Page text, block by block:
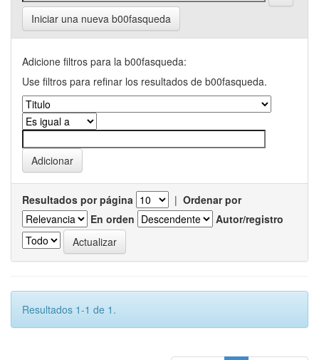
Iniciar una nueva b00fasqueda
Adicione filtros para la b00fasqueda:
Use filtros para refinar los resultados de b00fasqueda.
Resultados por página | Ordenar por
En orden
Autor/registro
Resultados 1-1 de 1.